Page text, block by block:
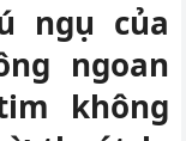
ngụ của
ngoan
không